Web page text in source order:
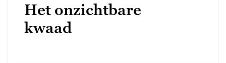
Het onzichtbare
kwaad